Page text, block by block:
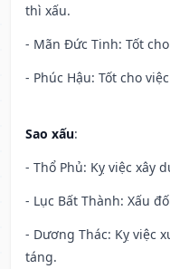
thì xấu.
- Mãn Đức Tinh: Tốt
- Phúc Hậu: Tốt cho
Sao xấu:
- Thổ Phủ: Kỵ việc xây
- Lục Bất Thành: Xấu
- Dương Thác: Kỵ việc
táng.